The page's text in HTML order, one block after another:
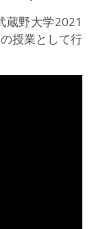
野大学2021
授業として行